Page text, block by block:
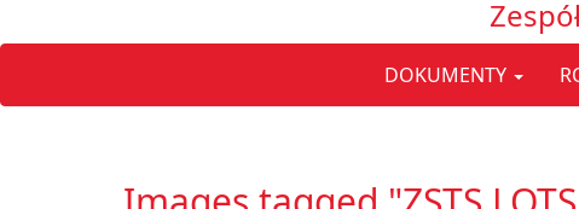
DOKUMENTY